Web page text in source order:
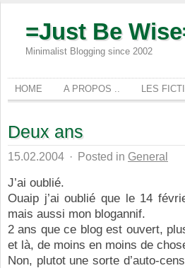
=Just Be
Minimalist Blogging since 2002
HOME A PROPOS .. LES
Deux ans
15.02.2004 · Posted in General
J’ai oublié.
Ouaip j’ai oublié que le 14
mais aussi mon blogannif.
2 ans que ce blog est ouvert,
et là, de moins en moins de
Non, plutot une sorte d’auto-